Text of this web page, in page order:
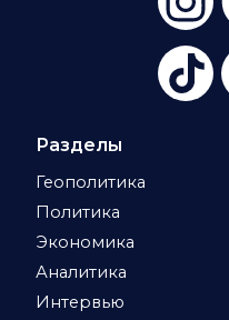
Разделы
Геополитика
Политика
Экономика
Аналитика
Интервью